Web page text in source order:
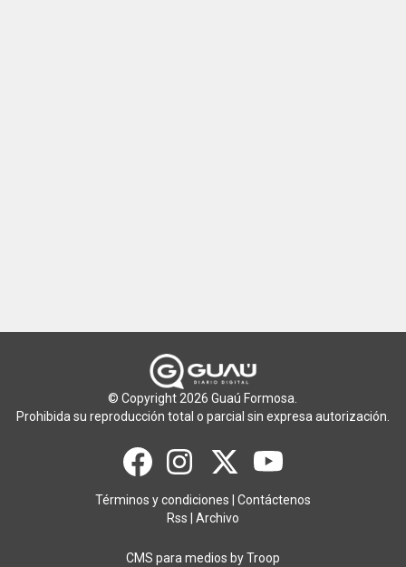
© Copyright 2026 Guaú Formosa.
Prohibida su reproducción total o parcial sin expresa autorización.
Términos y condiciones
Contáctenos
Rss
Archivo
CMS para medios byTroop